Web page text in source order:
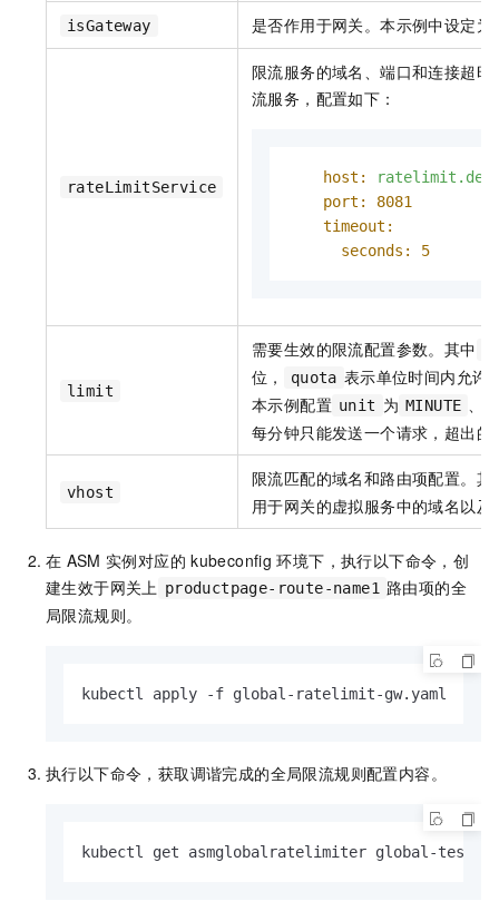
isGateway 是否作用于网关。本示例中设定为
rateLimitService
限流服务的域名、端口和连接超时
流服务，配置如下：
host:
port:
8081
timeout:
seconds:
5
limit
需要生效的限流配置参数。其中
位， quota 表示单位时间内允许
本示例配置 unit 为 MINUTE
每分钟只能发送一个请求，超出的
vhost
限流匹配的域名和路由项配置。其
用于网关的虚拟服务中的域名以
在 ASM 实例对应的 kubeconfig 环境下，执行以下命令，创
建生效于网关上
productpage-route-name1 路由项的全
局限流规则。
kubectl apply -f global-ratelimit-gw.yaml
执行以下命令，获取调谐完成的全局限流规则配置内容。
kubectl get asmglobalratelimiter global-test -